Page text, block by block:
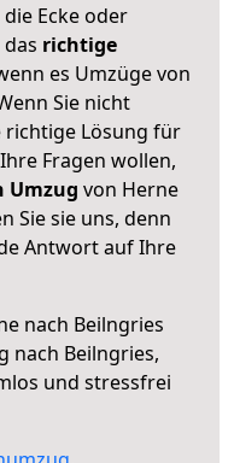
Ecke oder
richtige
es Umzüge von
Sie nicht
richtige Lösung für
Fragen wollen,
Umzug von Herne
Sie sie uns, denn
Antwort auf Ihre
nach Beilngries
nach Beilngries,
und stressfrei